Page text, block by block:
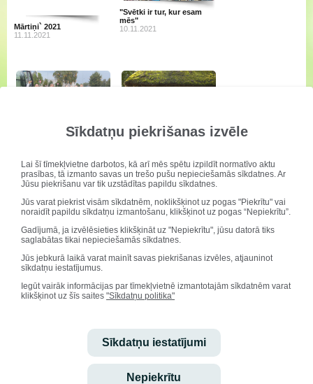
Sīkdatņu piekrišanas izvēle
Lai šī tīmekļvietne darbotos, kā arī mēs spētu izpildīt normatīvo aktu
prasības, tā izmanto savas un trešo pušu nepieciešamās sīkdatnes. Ar
Jūsu piekrišanu var tik uzstādītas papildu sīkdatnes.
Jūs varat piekrist visām sīkdatnēm, noklikšķinot uz pogas "Piekrītu" vai
noraidīt papildu sīkdatņu izmantošanu, klikšķinot uz pogas “Nepiekrītu”.
Gadījumā, ja izvēlēsieties klikšķināt uz "Nepiekrītu", jūsu datorā tiks
saglabātas tikai nepieciešamās sīkdatnes.
Jūs jebkurā laikā varat mainīt savas piekrišanas izvēles, atjauninot
sīkdatņu iestatījumus.
Iegūt vairāk informācijas par tīmekļvietnē izmantotajām sīkdatnēm varat
klikšķinot uz šīs saites "Sīkdatņu politika"
Sīkdatņu iestatījumi
Nepiekrītu
Mārtiņi` 2021
11.11.2021
"Svētki ir tur, kur esam
mēs"
10.11.2021
"Puzurs" dejo koncertā
Dejotāju nodarbības
14.09.2021
14.09.2021
Ielādēt vēl